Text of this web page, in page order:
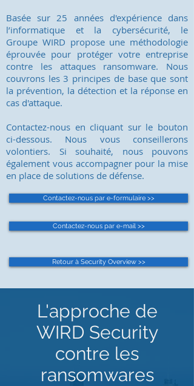
Basée sur 25 années d'expérience dans
l’informatique et la cybersécurité, le
Groupe WIRD propose une méthodologie
éprouvée pour protéger votre entreprise
contre les attaques ransomware. Nous
couvrons les 3 principes de base que sont
la prévention, la détection et la réponse en
cas d'attaque.
Contactez-nous en cliquant sur le bouton
ci-dessous. Nous vous conseillerons
volontiers. Si souhaité, nous pouvons
également vous accompagner pour la mise
en place de solutions de défense.
Contactez-nous par e-formulaire >>
Contactez-nous par e-mail >>
Retour à Security Overview >>
L'approche de
WIRD Security
contre les
ransomwares